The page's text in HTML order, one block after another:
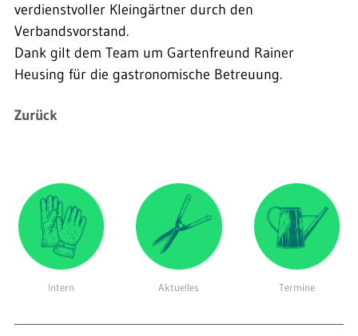
verdienstvoller Kleingärtner durch den
Verbandsvorstand.
Dank gilt dem Team um Gartenfreund Rainer
Heusing für die gastronomische Betreuung.
Zurück
Intern Aktuelles Termine